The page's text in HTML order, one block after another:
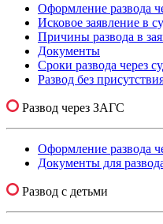
Оформление развода
Исковое заявление в
Причины развода в
Документы
Сроки развода через
Развод без
Развод через ЗАГС
Оформление развода
Документы для
Развод с детьми